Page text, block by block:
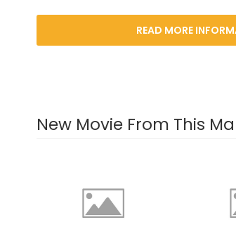
READ MORE
New Movie From This